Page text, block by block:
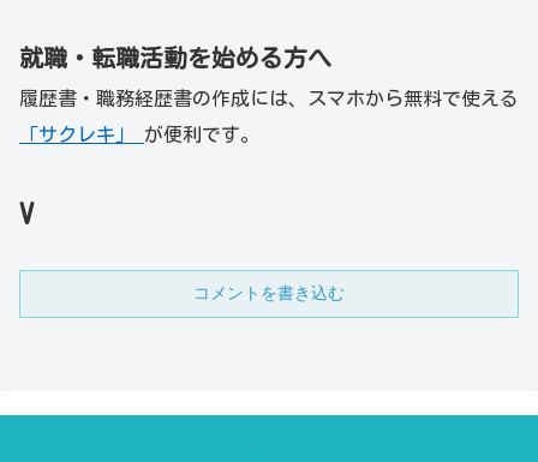
就職・転職活動を始める方へ
履歴書・職務経歴書の作成には、スマホから無料で使える
「サクレキ」 が便利です。
V
コメントを書き込む